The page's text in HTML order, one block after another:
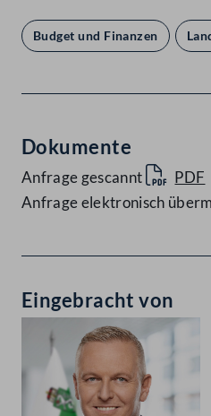
Budget und Finanzen
Dokumente
Anfrage gescannt
PDF
Anfrage elektronisch
Eingebracht von